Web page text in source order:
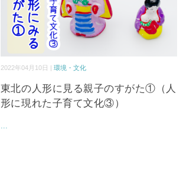
2022年04月10日 | 環境・文化
東北の人形に見る親子のすがた①（人
形に現れた子育て文化③）
...